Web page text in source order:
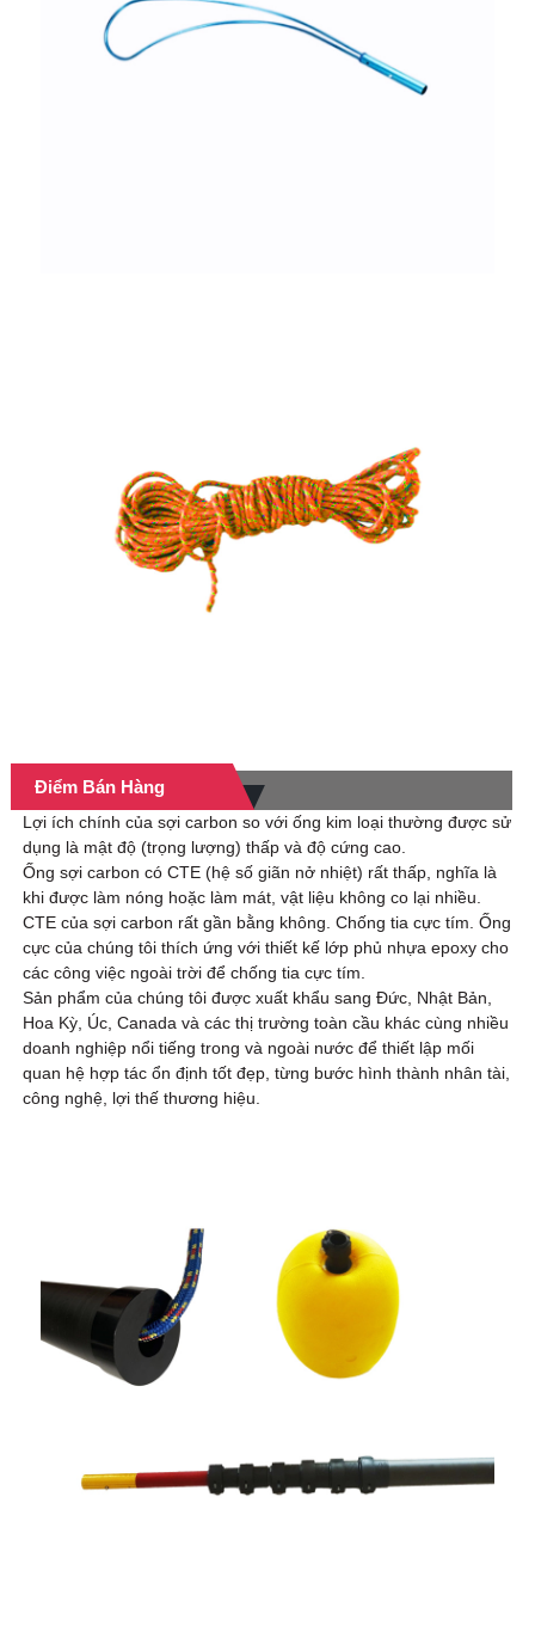
Điểm Bán Hàng
Lợi ích chính của sợi carbon so với ống kim loại thường được sử
dụng là mật độ (trọng lượng) thấp và độ cứng cao.
Ống sợi carbon có CTE (hệ số giãn nở nhiệt) rất thấp, nghĩa là
khi được làm nóng hoặc làm mát, vật liệu không co lại nhiều.
CTE của sợi carbon rất gần bằng không. Chống tia cực tím. Ống
cực của chúng tôi thích ứng với thiết kế lớp phủ nhựa epoxy cho
các công việc ngoài trời để chống tia cực tím.
Sản phẩm của chúng tôi được xuất khẩu sang Đức, Nhật Bản,
Hoa Kỳ, Úc, Canada và các thị trường toàn cầu khác cùng nhiều
doanh nghiệp nổi tiếng trong và ngoài nước để thiết lập mối
quan hệ hợp tác ổn định tốt đẹp, từng bước hình thành nhân tài,
công nghệ, lợi thế thương hiệu.